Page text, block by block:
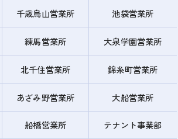
千歳烏山営業所 池袋営業所
練馬営業所 大泉学園営業所
北千住営業所 錦糸町営業所
あざみ野営業所 大船営業所
船橋営業所 テナント事業部